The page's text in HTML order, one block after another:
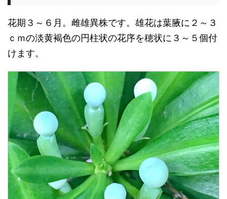
花期３～６月。雌雄異株です。雄花は葉腋に２～３
ｃｍの淡黄褐色の円柱状の花序を穂状に３～５個付
けます。